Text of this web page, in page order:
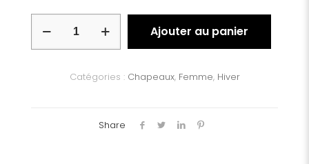
Ajouter au panier
Catégories : Chapeaux, Femme, Hiver
Share